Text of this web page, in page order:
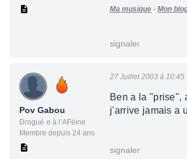
Ma musique - Mon
signaler
Pov Gabou
Drogué·e à l’AFéine
Membre depuis 24 ans
27 Juillet 2003 à 10:45
Ben a la "prise",
j'arrive jamais a
signaler